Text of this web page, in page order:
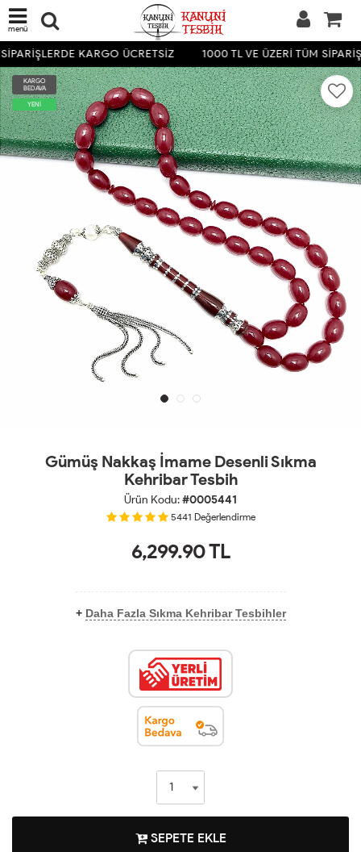
menü
KARGO ÜCRETSİZ 1000 TL VE ÜZERİ TÜM
KARGO
BEDAVA
YENİ
Gümüş Nakkaş İmame Desenli Sıkma
Kehribar Tesbih
Ürün Kodu:#0005441
5441 Değerlendirme
6,299.90TL
+ Daha Fazla Sıkma Kehribar Tesbihler
SEPETE EKLE